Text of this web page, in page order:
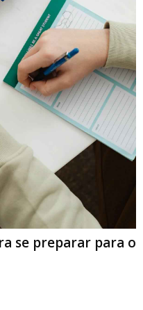
se preparar para o